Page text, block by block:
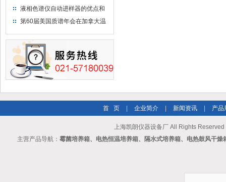
液相色谱仪自动进样器的优点和
维护
第60届美国质谱年会在加拿大温
首 页 企业简介 新闻资讯 产品
上海凯朗仪器设备厂 All Rights Reserved
主营产品导航： 霉菌培养箱、电热恒温培养箱、隔水式培养箱、电热鼓风干